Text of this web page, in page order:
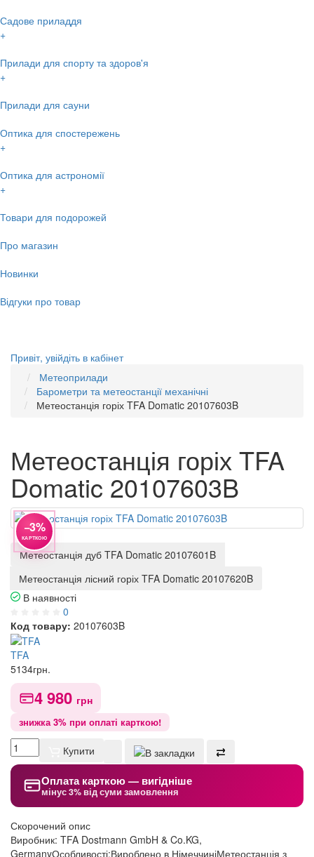
Садове приладдя
+
Прилади для спорту та здоров'я
+
Прилади для сауни
Оптика для спостережень
+
Оптика для астрономії
+
Товари для подорожей
Про магазин
Новинки
Відгуки про товар
Привіт, увійдіть в кабінет
Метеоприлади
Барометри та метеостанції механічні
Метеостанція горіх TFA Domatic 20107603B
Метеостанція горіх TFA
Domatic 20107603B
−3%
КАРТКОЮ
Метеостанція дуб TFA Domatic 20107601B
Метеостанція лісний горіх TFA Domatic 20107620B
В наявності
0
Код товару: 20107603B
TFA
5134грн.
4 980 грн
знижка 3% при оплаті карткою!
Купити
Оплата карткою — вигідніше
мінус 3% від суми замовлення
Скорочений опис
Виробник: TFA Dostmann GmbH & Co.KG,
GermanyОсобливості:Вироблено в НімеччиніМетеостанція з